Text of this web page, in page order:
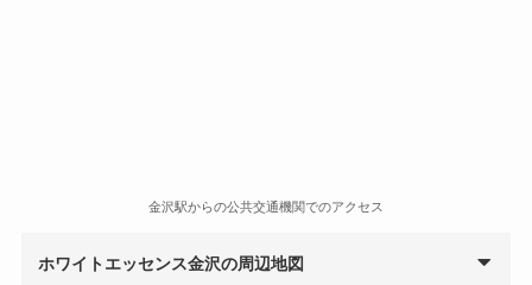
金沢駅からの公共交通機関でのアクセス
ホワイトエッセンス金沢の周辺地図